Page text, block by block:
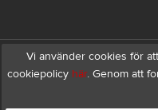
Vi använder cookies för
cookiepolicy här. Genom att